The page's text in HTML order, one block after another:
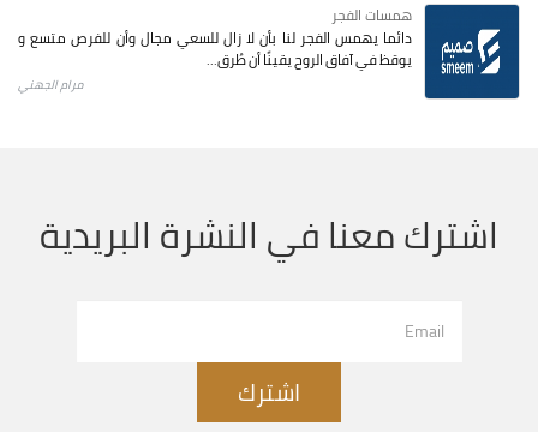
همسات الفجر
دائما يهمس الفجر لنا بأن لا زال للسعي مجال وأن للفرص متسع و
يوقظ في آفاق الروح يقينًا أن طُرق...
مرام الجهني
اشترك معنا في النشرة البريدية
اشترك